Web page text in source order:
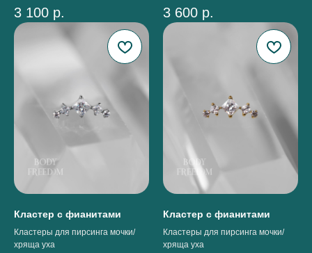
3 100 р. 3 600 р.
Кластер с фианитами
Кластеры для пирсинга мочки/
хряща уха
Кластер с фианитами
Кластеры для пирсинга мочки/
хряща уха